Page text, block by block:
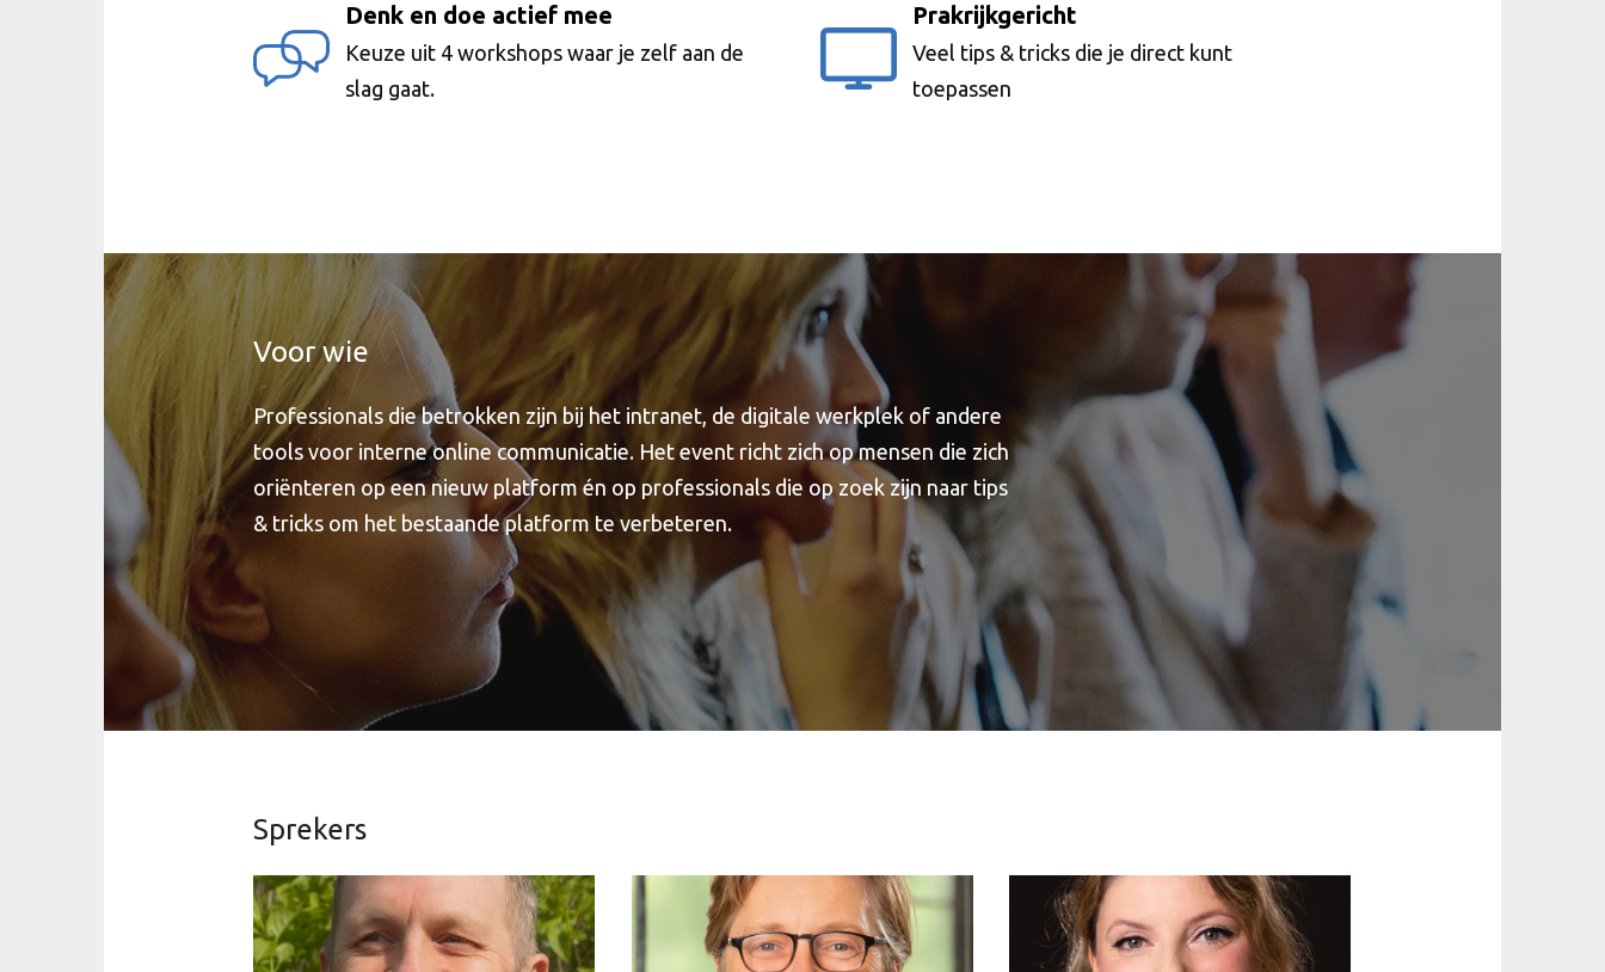
Denk en doe actief mee
Keuze uit 4 workshops waar je zelf aan de
slag gaat.
Prakrijkgericht
Veel tips & tricks die je direct kunt
toepassen
Voor wie
Professionals die betrokken zijn bij het intranet, de digitale werkplek of andere
tools voor interne online communicatie. Het event richt zich op mensen die zich
oriënteren op een nieuw platform én op professionals die op zoek zijn naar tips
& tricks om het bestaande platform te verbeteren.
Sprekers
Met zijn bedrijf Communicatiebureau De
Walvis organiseert Alex events op gebied
van intranet en de digitale werkplek. De
Evolve is gespecialiseerd in het verbinden
van medewerkers via interne digitale media
en doet dat al 12 jaar voor ruim 150
Evolve is gespecialiseerd in het verbinden
van medewerkers via interne digitale media
en doet dat al 12 jaar voor ruim 150